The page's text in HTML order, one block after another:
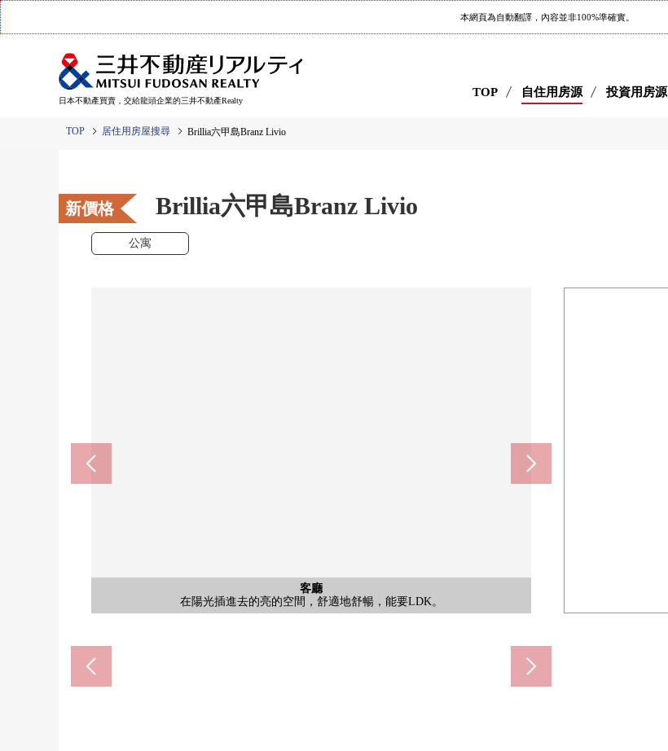
本網頁為自動翻譯，內容並非100%準確實。
日本不動產買賣，交給龍頭企業的三井不動產Realty
TOP 自住用房源 投資用房源
TOP 居住用房屋搜尋 Brillia六甲島Branz Livio
新價格 Brillia六甲島Branz Livio
公寓
客廳
在陽光插進去的亮的空間，舒適地舒暢，能要LDK。
外觀
外觀
客廳
是在朝南亮的客廳。
客廳
得天獨厚擁有采光、通風的客廳是亮的空間。
廚房
是能從廚房瞭望客廳飯廳的配置。
洗臉
是有幹凈的感的洗臉室。
公共汽車
浴室烘乾機是標準裝備的浴室。不僅雨的日的洗衣而且，也對花粉對策以及防霉可以使
用♪
廁所
有溫水衝洗馬桶座，毛巾架。
客廳
是在朝南亮的客廳。
客廳
在陽光插進去的亮的空間，舒適地舒暢，能要LDK。
室內
約6.0張塌塌米西式房間
室內
約5.0張塌塌米西式房間
門口
是有窗，亮的門口。
客廳
是在朝南亮的客廳。
客廳
在陽光插進去的亮的空間，舒適地舒暢，能要LDK。
客廳
是在朝南亮的客廳。
室內
和式房間
室內
約6.0張塌塌米西式房間
室內
約5.0張塌塌米西式房間
室內
約5.0張塌塌米西式房間
外觀
外觀
外觀
外觀
風景
被陽台眺望南側
外觀
外觀
共有部分
敷地內
共有部分
敷地內